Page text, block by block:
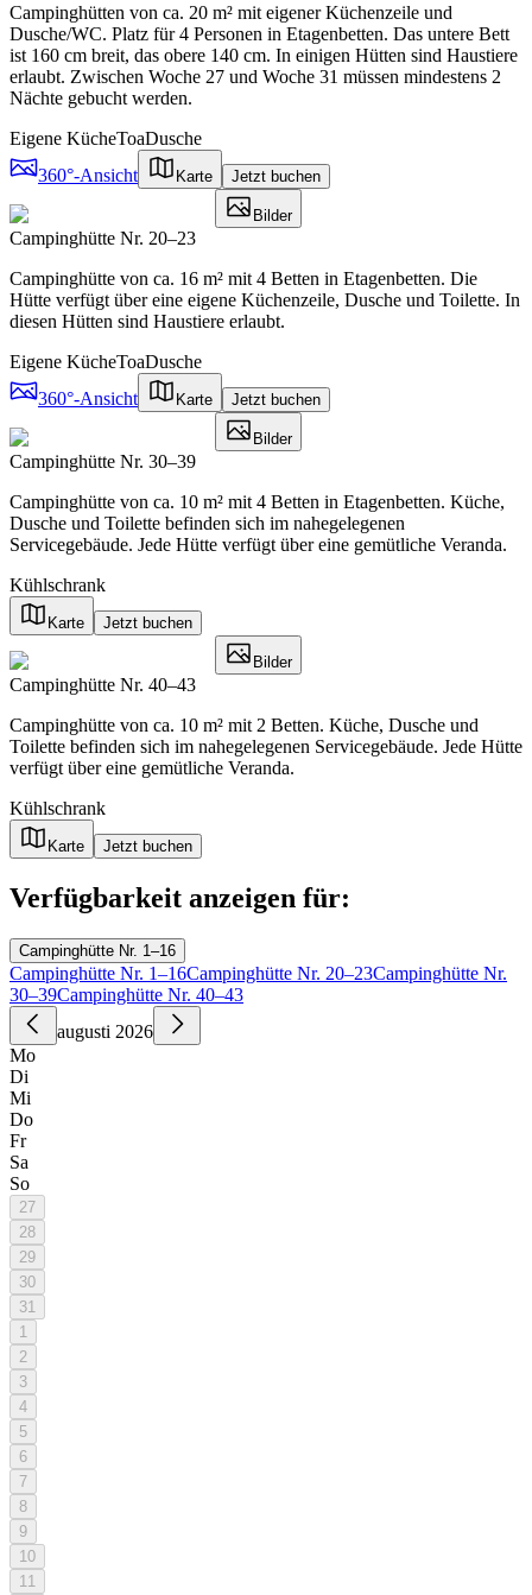
Campinghütten von ca. 20 m² mit eigener Küchenzeile und
Dusche/WC. Platz für 4 Personen in Etagenbetten. Das untere Bett
ist 160 cm breit, das obere 140 cm. In einigen Hütten sind Haustiere
erlaubt. Zwischen Woche 27 und Woche 31 müssen mindestens 2
Nächte gebucht werden.
Eigene KücheToaDusche
360°-Ansicht
Karte Jetzt buchen
Bilder
Campinghütte Nr. 20–23
Campinghütte von ca. 16 m² mit 4 Betten in Etagenbetten. Die
Hütte verfügt über eine eigene Küchenzeile, Dusche und Toilette. In
diesen Hütten sind Haustiere erlaubt.
Eigene KücheToaDusche
360°-Ansicht
Karte Jetzt buchen
Bilder
Campinghütte Nr. 30–39
Campinghütte von ca. 10 m² mit 4 Betten in Etagenbetten. Küche,
Dusche und Toilette befinden sich im nahegelegenen
Servicegebäude. Jede Hütte verfügt über eine gemütliche Veranda.
Kühlschrank
Karte Jetzt buchen
Bilder
Campinghütte Nr. 40–43
Campinghütte von ca. 10 m² mit 2 Betten. Küche, Dusche und
Toilette befinden sich im nahegelegenen Servicegebäude. Jede Hütte
verfügt über eine gemütliche Veranda.
Kühlschrank
Karte Jetzt buchen
Verfügbarkeit anzeigen für:
Campinghütte Nr. 1–16
Campinghütte Nr. 1–16Campinghütte Nr. 20–23Campinghütte Nr.
30–39Campinghütte Nr. 40–43
augusti 2026
Mo
Di
Mi
Do
Fr
Sa
So
27
28
29
30
31
1
2
3
4
5
6
7
8
9
10
11